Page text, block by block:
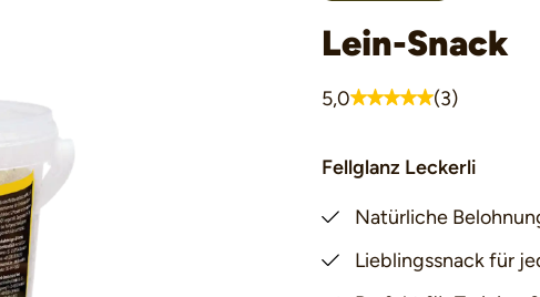
Lein-Snack
5,0Durchschnittliche
(3)
Fellglanz Leckerli
Natürliche
Lieblingssnack für